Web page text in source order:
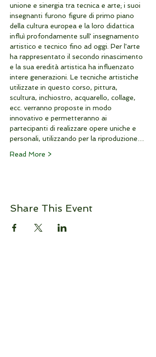
unione e sinergia tra tecnica e arte; i suoi
insegnanti furono figure di primo piano
della cultura europea e la loro didattica
influì profondamente sull' insegnamento
artistico e tecnico fino ad oggi. Per l'arte
ha rappresentato il secondo rinascimento
e la sua eredità artistica ha influenzato
intere generazioni. Le tecniche artistiche
utilizzate in questo corso, pittura,
scultura, inchiostro, acquarello, collage,
ecc. verranno proposte in modo
innovativo e permetteranno ai
partecipanti di realizzare opere uniche e
personali, utilizzando per la riproduzione…
Read More >
Share This Event